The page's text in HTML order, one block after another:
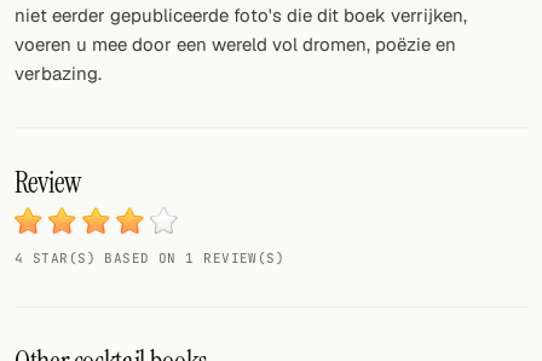
niet eerder gepubliceerde foto's die dit boek verrijken,
voeren u mee door een wereld vol dromen, poëzie en
verbazing.
Review
4 STAR(S) BASED ON 1 REVIEW(S)